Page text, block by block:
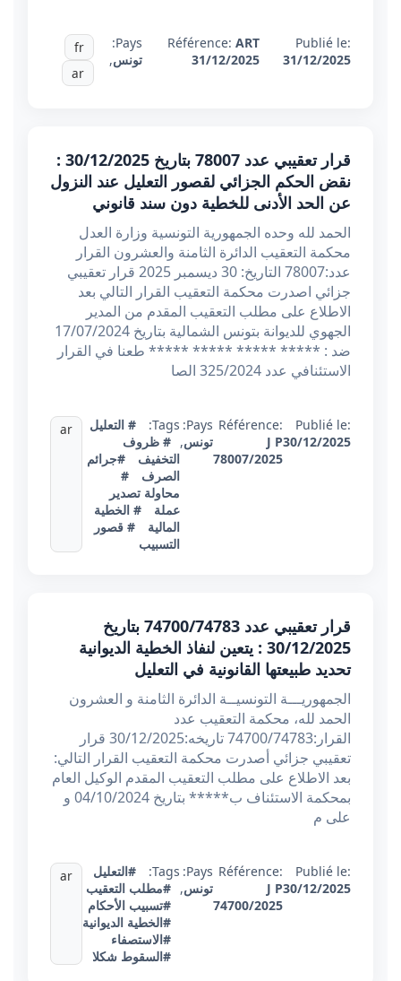
Publié le:
31/12/2025
Référence:ART
31/12/2025
Pays:
تونس,
fr
ar
قرار تعقيبي عدد 78007 بتاريخ 30/12/2025 :
نقض الحكم الجزائي لقصور التعليل عند النزول
عن الحد الأدنى للخطية دون سند قانوني
الحمد لله وحده الجمهورية التونسية وزارة العدل
محكمة التعقيب الدائرة الثامنة والعشرون القرار
عدد:78007 التاريخ: 30 ديسمبر 2025 قرار تعقيبي
جزائي اصدرت محكمة التعقيب القرار التالي بعد
الاطلاع على مطلب التعقيب المقدم من المدير
الجهوي للديوانة بتونس الشمالية بتاريخ 17/07/2024
ضد : ***** ***** ***** ***** طعنا في القرار
الاستئنافي عدد 325/2024 الصا
Publié le:
30/12/2025
Référence:
J P
78007/2025
Pays:
تونس,
Tags:
# التعليل
# ظروف
التخفيف
#جرائم
الصرف
#
محاولة تصدير
عملة
# الخطية
المالية
# قصور
التسبيب
ar
قرار تعقيبي عدد 74700/74783 بتاريخ
30/12/2025 : يتعين لنفاذ الخطية الديوانية
تحديد طبيعتها القانونية في التعليل
الجمهوريـــة التونسيــة الدائرة الثامنة و العشرون
الحمد لله، محكمة التعقيب عدد
القرار:74700/74783 تاريخه:30/12/2025 قرار
تعقيبي جزائي أصدرت محكمة التعقيب القرار التالي:
بعد الاطلاع على مطلب التعقيب المقدم الوكيل العام
بمحكمة الاستئناف ب***** بتاريخ 04/10/2024 و
على م
Publié le:
30/12/2025
Référence:
J P
74700/2025
Pays:
تونس,
Tags:
#التعليل
#مطلب التعقيب
#تسبيب الأحكام
#الخطية الديوانية
#الاستصفاء
#السقوط شكلا
ar